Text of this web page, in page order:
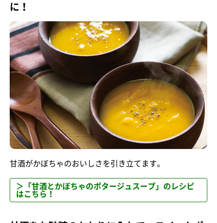
に！
甘酒がかぼちゃのおいしさを引き立てます。
＞「甘酒とかぼちゃのポタージュスープ」のレシピ
はこちら！